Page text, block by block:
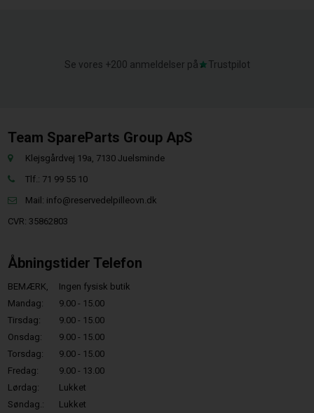
Se vores +200 anmeldelser på Trustpilot
Team SpareParts Group ApS
Klejsgårdvej 19a, 7130 Juelsminde
Tlf.: 71 99 55 10
Mail: info@reservedelpilleovn.dk
CVR: 35862803
Åbningstider Telefon
BEMÆRK,
Ingen fysisk butik
Mandag:
9.00 - 15.00
Tirsdag:
9.00 - 15.00
Onsdag:
9.00 - 15.00
Torsdag:
9.00 - 15.00
Fredag:
9.00 - 13.00
Lørdag:
Lukket
Søndag.:
Lukket